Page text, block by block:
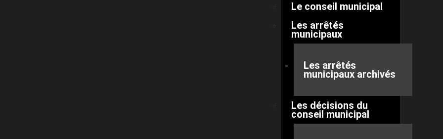
Le conseil municipal
Les arrêtés
municipaux
Les arrêtés
municipaux archivés
Les décisions du
conseil municipal